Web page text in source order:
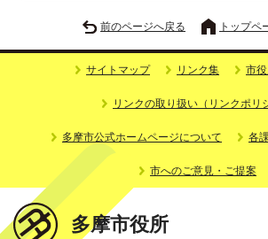
前のページへ戻る トップペ
サイトマップ リンク集 市
リンクの取り扱い（リンクポリ
多摩市公式ホームページについて 各
市へのご意見・ご提案
多摩市役所